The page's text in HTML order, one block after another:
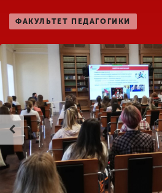
ENG SPN CHI
Приемная
комиссия
+7 (831) 262-26-20
ФАКУЛЬТЕТ ПЕДАГОГИКИ